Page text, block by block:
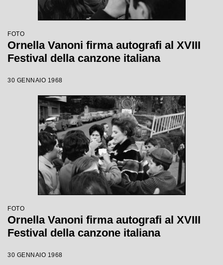
FOTO
Ornella Vanoni firma autografi al XVIII
Festival della canzone italiana
30 GENNAIO 1968
FOTO
Ornella Vanoni firma autografi al XVIII
Festival della canzone italiana
30 GENNAIO 1968